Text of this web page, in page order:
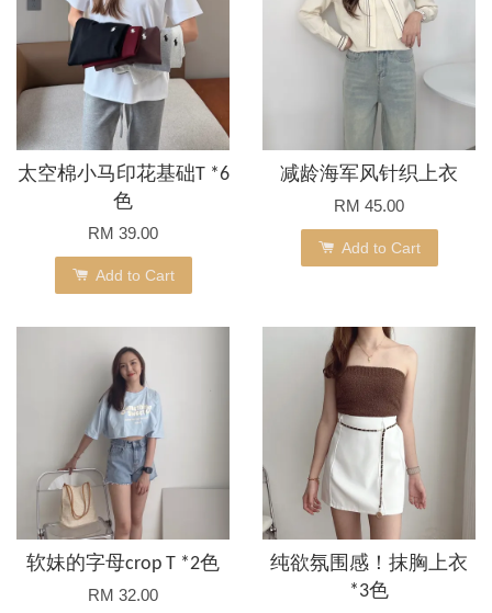
太空棉小马印花基础T *6
色
RM 39.00
Add to Cart
减龄海军风针织上衣
RM 45.00
Add to Cart
软妹的字母crop T *2色
RM 32.00
纯欲氛围感！抹胸上衣
*3色